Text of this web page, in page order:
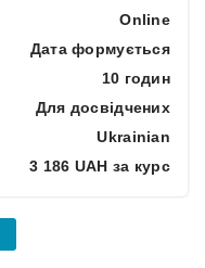
Online
Дата формується
10 годин
Для досвідчених
Ukrainian
3 186 UAH за курс